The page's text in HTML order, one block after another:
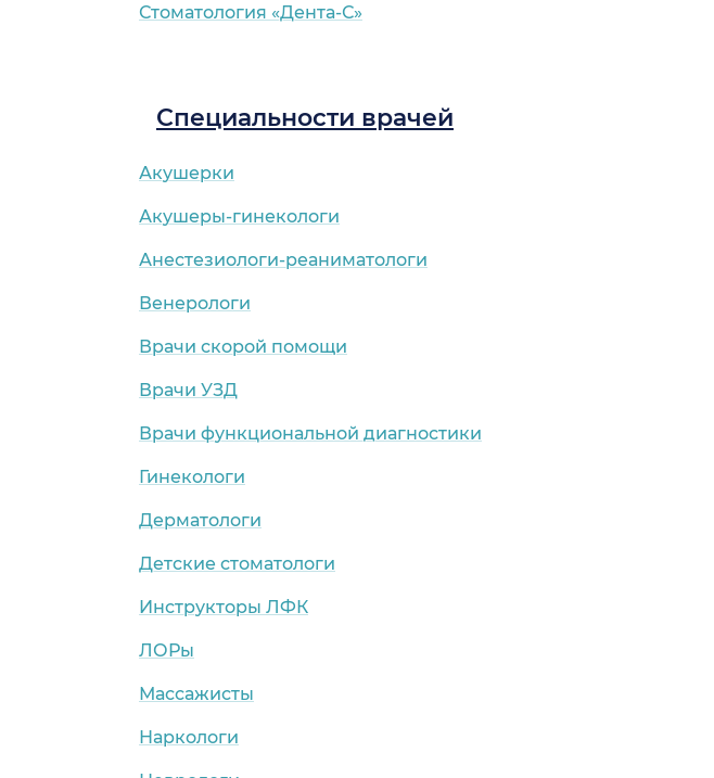
Стоматология «Дента-С»
Специальности врачей
Акушерки
Акушеры-гинекологи
Анестезиологи-реаниматологи
Венерологи
Врачи скорой помощи
Врачи УЗД
Врачи функциональной диагностики
Гинекологи
Дерматологи
Детские стоматологи
Инструкторы ЛФК
ЛОРы
Массажисты
Наркологи